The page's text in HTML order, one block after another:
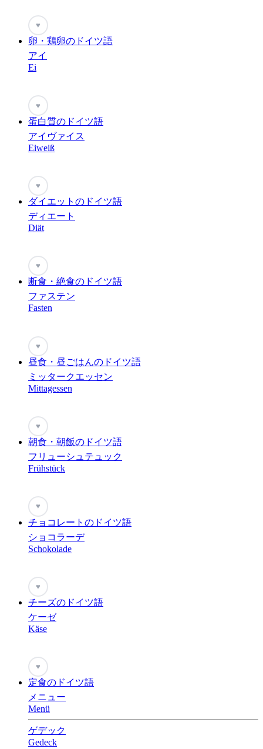
♥
卵・鶏卵のドイツ語
アイ
Ei
♥
蛋白質のドイツ語
アイヴァイス
Eiweiß
♥
ダイエットのドイツ語
ディエート
Diät
♥
断食・絶食のドイツ語
ファステン
Fasten
♥
昼食・昼ごはんのドイツ語
ミッタークエッセン
Mittagessen
♥
朝食・朝飯のドイツ語
フリューシュテュック
Frühstück
♥
チョコレートのドイツ語
ショコラーデ
Schokolade
♥
チーズのドイツ語
ケーゼ
Käse
♥
定食のドイツ語
メニュー
Menü
ゲデック
Gedeck